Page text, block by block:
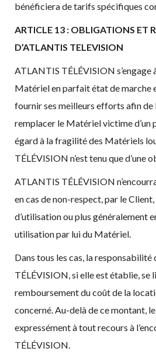
bénéficiera de tarifs spécifiques
ARTICLE 13 : OBLIGATIONS ET
D’ATLANTIS TELEVISION
ATLANTIS TÉLÉVISION s’engage
Matériel en parfait état de marche
fournir ses meilleurs efforts afin de
remplacer le Matériel victime d’un
égard à la fragilité des Matériels
TÉLÉVISION n’est tenu que d’une
ATLANTIS TÉLÉVISION
en cas de non-respect, par le
d’utilisation ou plus généralement
utilisation par lui du Matériel.
Dans tous les cas, la responsabilité
TÉLÉVISION, si elle est établie, se
remboursement du coût de la
concerné. Au-delà de ce montant,
expressément à tout recours à
TÉLÉVISION.